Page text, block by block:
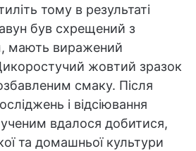
тому в результаті
був схрещений з
мають виражений
жовтий зразок
смаку. Після
і відсіювання
ученим вдалося добитися,
та домашньої культури